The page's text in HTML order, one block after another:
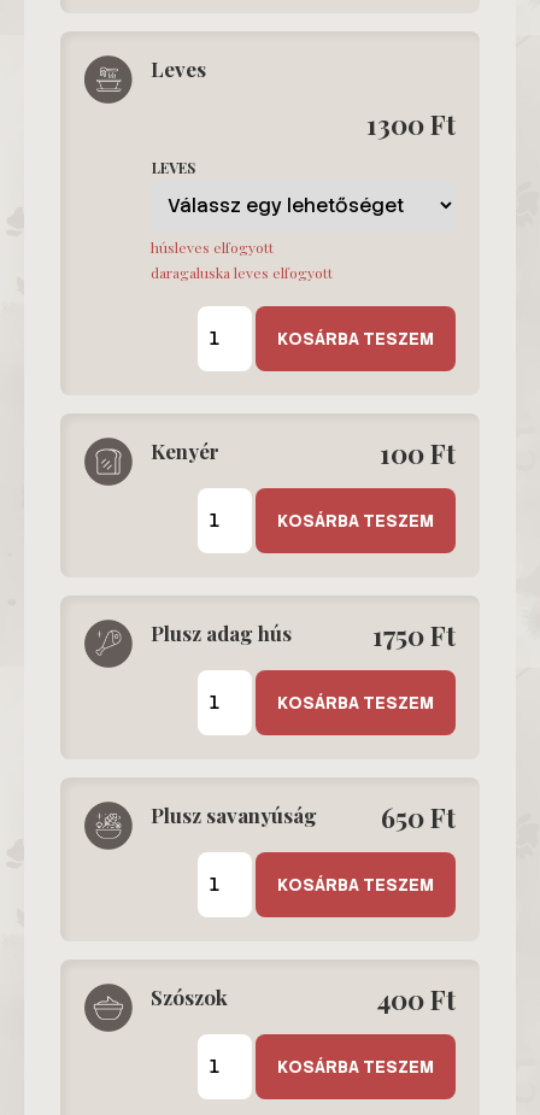
Leves
1300Ft
LEVES
húsleves elfogyott
daragaluska leves elfogyott
Leves
mennyiség
KOSÁRBA TESZEM
Kenyér 100Ft
Kenyér
mennyiség
KOSÁRBA TESZEM
Plusz adag hús 1750Ft
Plusz
adag
hús
KOSÁRBA TESZEM
Plusz savanyúság 650Ft
Plusz
savanyúság
mennyiség
KOSÁRBA TESZEM
Szószok 400Ft
Szószok
mennyiség
KOSÁRBA TESZEM